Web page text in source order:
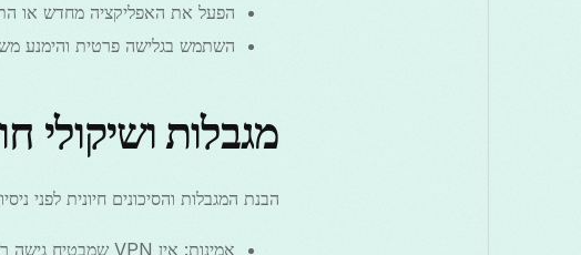
הפעל את האפליקציה מחדש או
השתמש בגלישה פרטית והימנע
מגבלות ושיקולי
הבנת המגבלות והסיכונים חיונית לפני
אמינות: אין VPN שמבטיח גישה רציפה בסין; חסימות יכולות להופיע ללא אזהרה.